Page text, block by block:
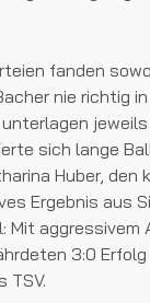
fanden
nie richtig
sich lange
Huber, den
Ergebnis
Mit
3:0
TSV.